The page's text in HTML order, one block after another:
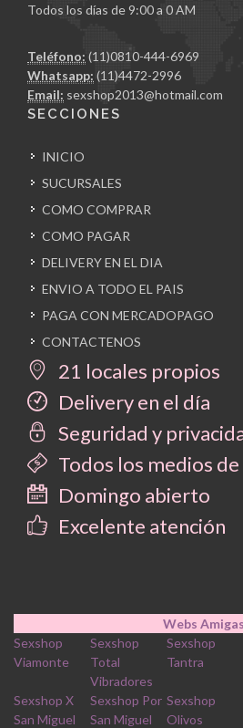
Todos los días de 9:00 a 0 AM
Teléfono: (11)0810-444-6969
Whatsapp: (11)4472-2996
Email: sexshop2013@hotmail.com
SECCIONES
INICIO
SUCURSALES
COMO COMPRAR
COMO PAGAR
DELIVERY EN EL DIA
ENVIO A TODO EL PAIS
PAGA CON MERCADOPAGO
CONTACTENOS
21 locales propios
Delivery en el día
Seguridad y
Todos los medios
Domingo abierto
Excelente atención
Webs Amigas
Sexshop
Viamonte
Sexshop
Total
Vibradores
Sexshop
Tantra
Sexshop X
San Miguel
Sexshop Por
San Miguel
Sexshop
Olivos